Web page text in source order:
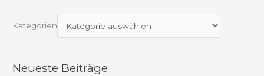
h
Kategorien
Neueste Beiträge